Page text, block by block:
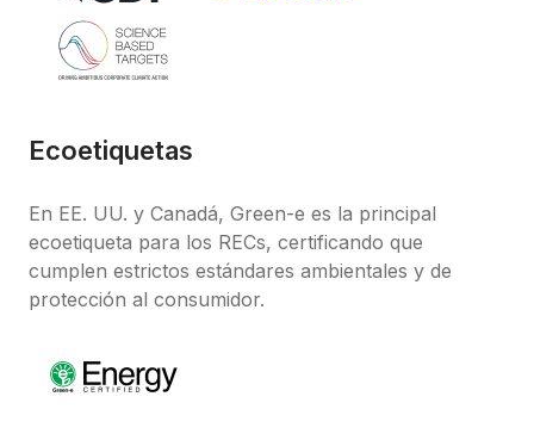
Ecoetiquetas
En EE. UU. y Canadá, Green-e es la principal
ecoetiqueta para los RECs, certificando que
cumplen estrictos estándares ambientales y de
protección al consumidor.